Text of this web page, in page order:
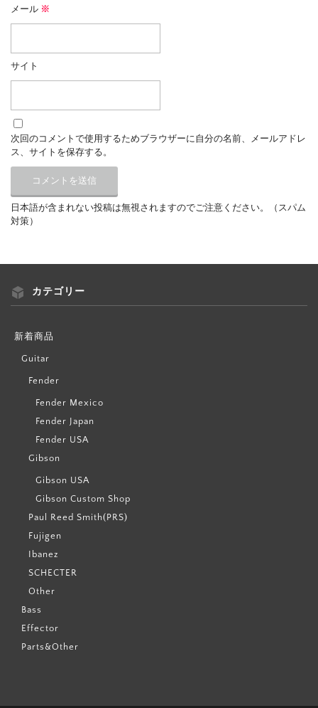
メール ※
サイト
次回のコメントで使用するためブラウザーに自分の名前、メールアドレ
ス、サイトを保存する。
日本語が含まれない投稿は無視されますのでご注意ください。（スパム
対策）
カテゴリー
新着商品
Guitar
Fender
Fender Mexico
Fender Japan
Fender USA
Gibson
Gibson USA
Gibson Custom Shop
Paul Reed Smith(PRS)
Fujigen
Ibanez
SCHECTER
Other
Bass
Effector
Parts&Other